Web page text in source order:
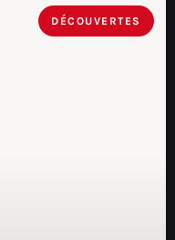
DÉCOUVERTES